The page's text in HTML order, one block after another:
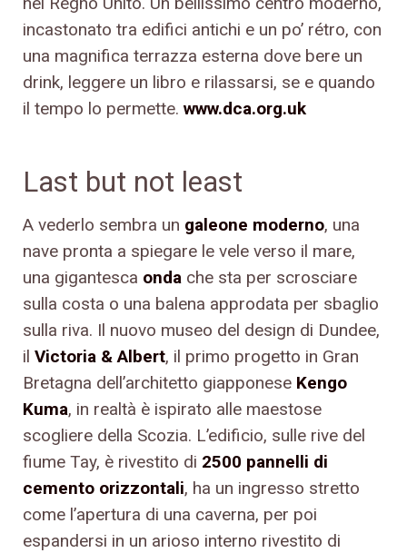
incastonato tra edifici antichi e un po’ rétro, con
una magnifica terrazza esterna dove bere un
drink, leggere un libro e rilassarsi, se e quando
il tempo lo permette. www.dca.org.uk
Last but not least
A vederlo sembra un galeone moderno, una
nave pronta a spiegare le vele verso il mare,
una gigantesca onda che sta per scrosciare
sulla costa o una balena approdata per sbaglio
sulla riva. Il nuovo museo del design di Dundee,
il Victoria & Albert, il primo progetto in Gran
Bretagna dell’architetto giapponese Kengo
Kuma, in realtà è ispirato alle maestose
scogliere della Scozia. L’edificio, sulle rive del
fiume Tay, è rivestito di 2500 pannelli di
cemento orizzontali, ha un ingresso stretto
come l’apertura di una caverna, per poi
espandersi in un arioso interno rivestito di